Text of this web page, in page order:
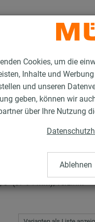
Cookies, um die
Inhalte und
und unseren
geben, können wir
über Ihre Nutzung
Ablehnen
(87-94 mm), verzinkt